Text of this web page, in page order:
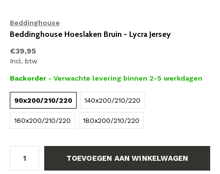
Beddinghouse
Beddinghouse Hoeslaken Bruin - Lycra Jersey
€39,95
Incl. btw
Backorder - Verwachte levering binnen 2-5 werkdagen
90x200/210/220 140x200/210/220
160x200/210/220 180x200/210/220
TOEVOEGEN AAN WINKELWAGEN